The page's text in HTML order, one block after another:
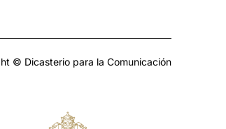
© Dicasterio para la Comunicación